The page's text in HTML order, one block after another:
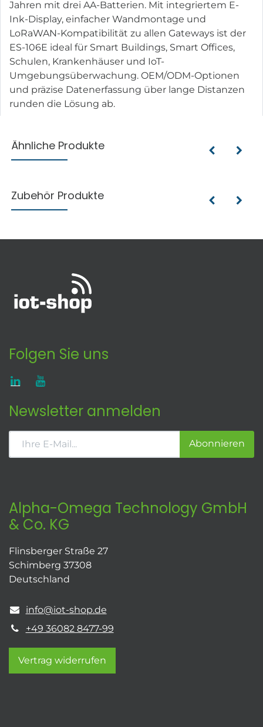
Jahren mit drei AA-Batterien. Mit integriertem E-
Ink-Display, einfacher Wandmontage und
LoRaWAN-Kompatibilität zu allen Gateways ist der
ES-106E ideal für Smart Buildings, Smart Offices,
Schulen, Krankenhäuser und IoT-
Umgebungsüberwachung. OEM/ODM-Optionen
und präzise Datenerfassung über lange Distanzen
runden die Lösung ab.
Ähnliche Produkte
Zubehör Produkte
Folgen Sie uns
Newsletter anmelden
Abonnieren
Alpha-Omega Technology GmbH
& Co. KG
Flinsberger Straße 27
Schimberg 37308
Deutschland
info@iot-shop.de
+49 36082 8477-99
Vertrag widerrufen